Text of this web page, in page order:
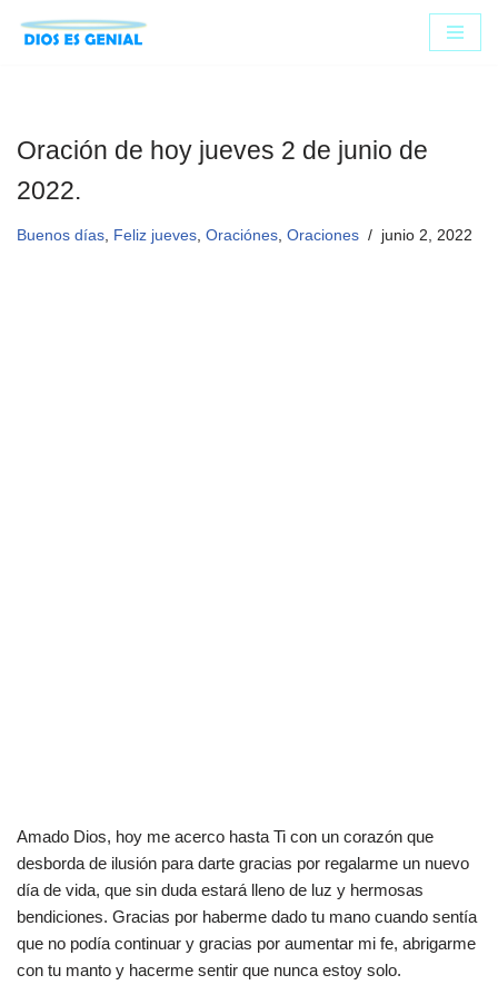
Oración de hoy jueves 2 de junio de
2022.
Buenos días, Feliz jueves, Oraciónes, Oraciones junio 2, 2022
Amado Dios, hoy me acerco hasta Ti con un corazón que
desborda de ilusión para darte gracias por regalarme un nuevo
día de vida, que sin duda estará lleno de luz y hermosas
bendiciones. Gracias por haberme dado tu mano cuando sentía
que no podía continuar y gracias por aumentar mi fe, abrigarme
con tu manto y hacerme sentir que nunca estoy solo.